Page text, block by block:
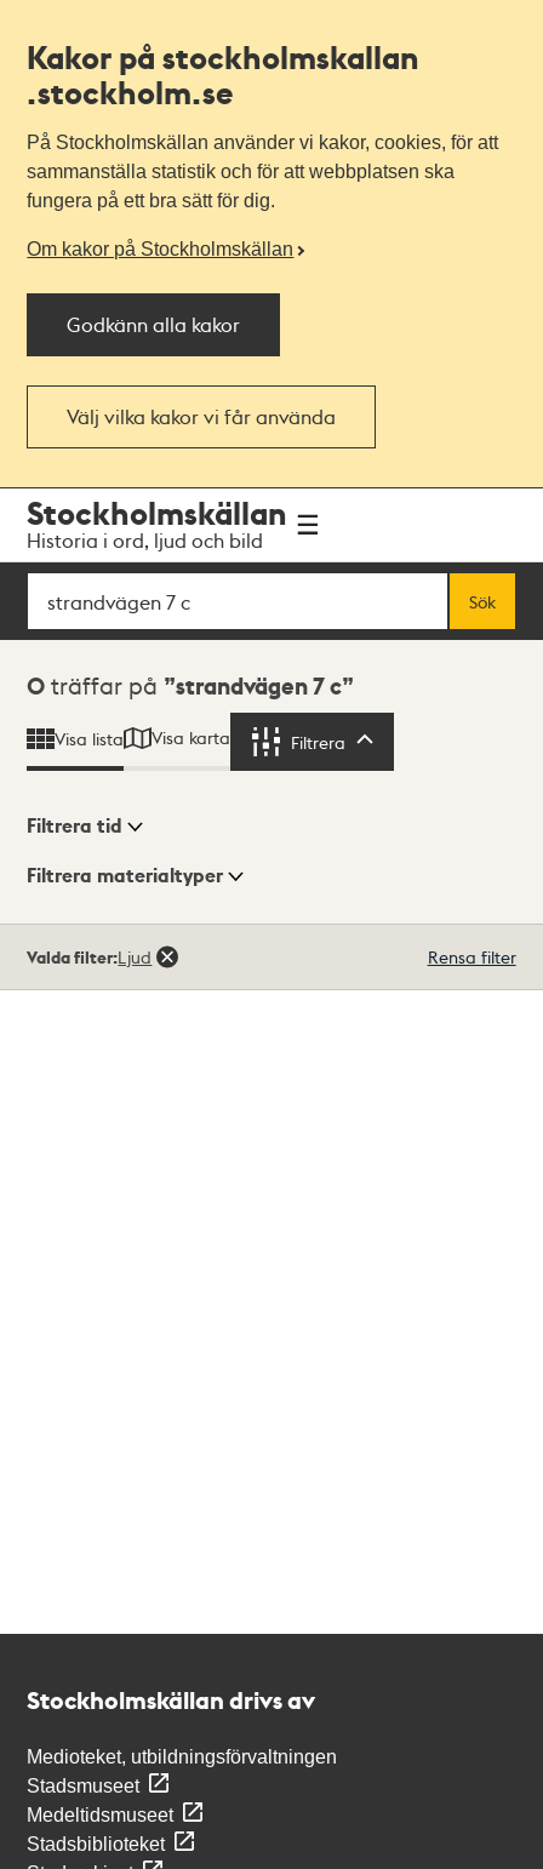
Kakor på stockholmskallan
.stockholm.se
På Stockholmskällan använder vi kakor, cookies, för att
sammanställa statistik och för att webbplatsen ska
fungera på ett bra sätt för dig.
Om kakor på Stockholmskällan
Godkänn alla kakor
Välj vilka kakor vi får använda
navigationen
huvudinnehållet
Stockholmskällan
Historia i ord, ljud och bild
Sök
Sök
Sökresultat
0 träffar på strandvägen 7 c
Visa lista Visa karta Filtrera
Visningsläge
Filtrera tid
Filtrera materialtyper
träffar
Valda filter:Ljud Rensa filter
Stockholmskällan drivs av
Medioteket, utbildningsförvaltningen
Stadsmuseet
Medeltidsmuseet
Stadsbiblioteket